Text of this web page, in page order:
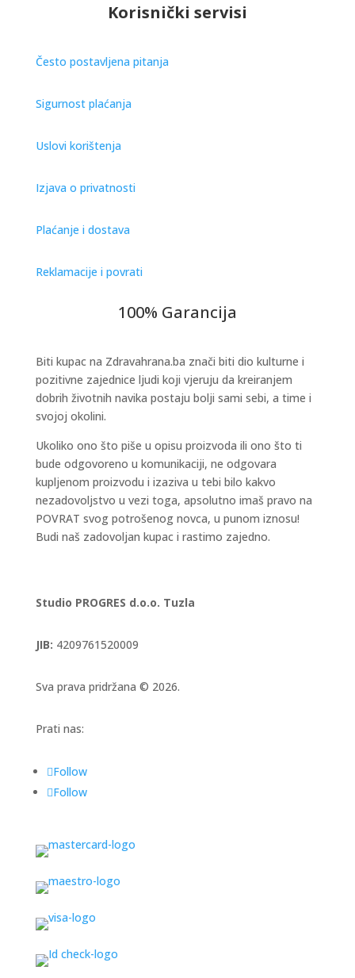
Korisnički servisi
Često postavljena pitanja
Sigurnost plaćanja
Uslovi korištenja
Izjava o privatnosti
Plaćanje i dostava
Reklamacije i povrati
100% Garancija
Biti kupac na Zdravahrana.ba znači biti dio kulturne i
pozitivne zajednice ljudi koji vjeruju da kreiranjem
dobrih životnih navika postaju bolji sami sebi, a time i
svojoj okolini.
Ukoliko ono što piše u opisu proizvoda ili ono što ti
bude odgovoreno u komunikaciji, ne odgovara
kupljenom proizvodu i izaziva u tebi bilo kakvo
nezadovoljstvo u vezi toga, apsolutno imaš pravo na
POVRAT svog potrošenog novca, u punom iznosu!
Budi naš zadovoljan kupac i rastimo zajedno.
Studio PROGRES d.o.o. Tuzla
JIB: 4209761520009
Sva prava pridržana © 2026.
Prati nas:
Follow
Follow